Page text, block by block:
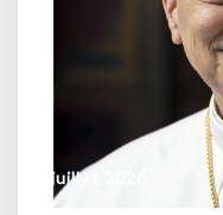
3 juillet 2026